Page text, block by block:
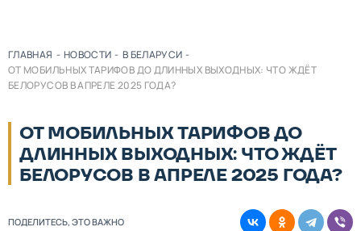
ГЛАВНАЯ - НОВОСТИ - В БЕЛАРУСИ -
ОТ МОБИЛЬНЫХ ТАРИФОВ ДО ДЛИННЫХ ВЫХОДНЫХ: ЧТО ЖДЁТ
БЕЛОРУСОВ В АПРЕЛЕ 2025 ГОДА?
ОТ МОБИЛЬНЫХ ТАРИФОВ ДО
ДЛИННЫХ ВЫХОДНЫХ: ЧТО ЖДЁТ
БЕЛОРУСОВ В АПРЕЛЕ 2025 ГОДА?
ПОДЕЛИТЕСЬ, ЭТО ВАЖНО